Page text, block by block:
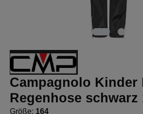
Campagnolo Kinder
Regenhose schwarz
Größe: 164